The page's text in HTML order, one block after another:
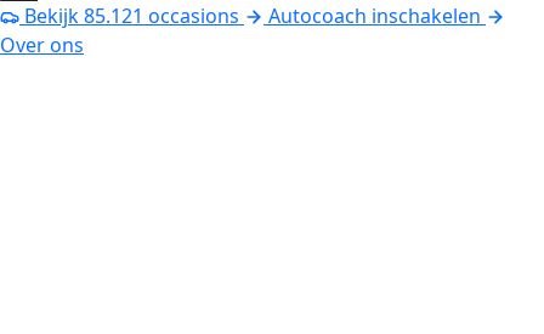
Bekijk85.121 occasions
Autocoach inschakelen
Over ons